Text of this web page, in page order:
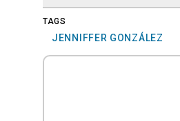
TAGS
JENNIFFER GONZÁLEZ